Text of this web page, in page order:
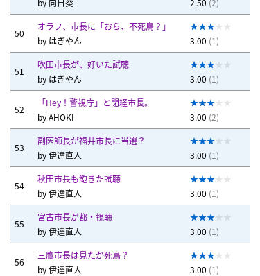
by 向日葵 2.50 (2)
50
オラフ、市長に「おら、不死鳥？」
by はぎやん 3.00 (1)
51
吹田市長が、好いた試聴
by はぎやん 3.00 (1)
52
「Hey！警視庁」と閉経市長。
byAHOKI 3.00 (2)
53
副医師長が福井市長に当選？
by伊達直人 3.00 (1)
54
秋田市長も飽きた試聴
by伊達直人 3.00 (1)
55
宮古市長が都・視聴
by伊達直人 3.00 (1)
56
三鷹市長は見たか死鳥？
by伊達直人 3.00 (1)